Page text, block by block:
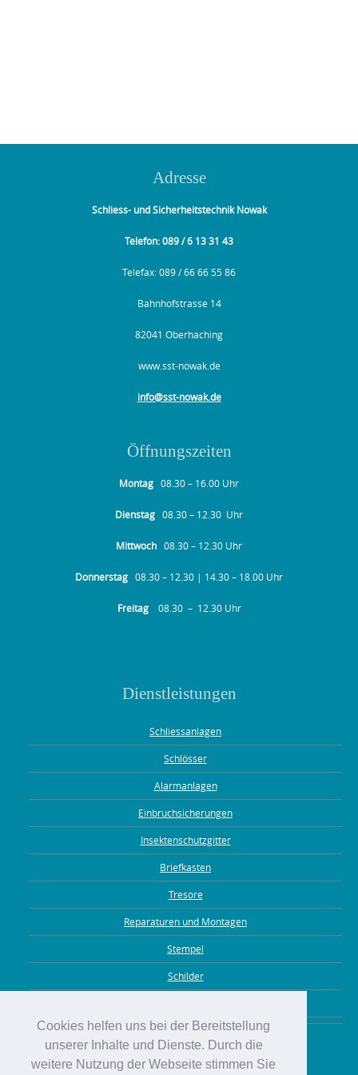
Cookies helfen uns bei der Bereitstellung
unserer Inhalte und Dienste. Durch die
weitere Nutzung der Webseite stimmen Sie
Adresse
Schliess- und Sicherheitstechnik Nowak
Telefon: 089 / 6 13 31 43
Telefax: 089 / 66 66 55 86
Bahnhofstrasse 14
82041 Oberhaching
www.sst-nowak.de
info@sst-nowak.de
Öffnungszeiten
Montag 08.30 – 16.00 Uhr
Dienstag 08.30 – 12.30 Uhr
Mittwoch 08.30 – 12.30 Uhr
Donnerstag 08.30 – 12.30 | 14.30 – 18.00 Uhr
Freitag08.30 – 12.30 Uhr
Dienstleistungen
Schliessanlagen
Schlösser
Alarmanlagen
Einbruchsicherungen
Insektenschutzgitter
Briefkasten
Tresore
Reparaturen und Montagen
Stempel
Schilder